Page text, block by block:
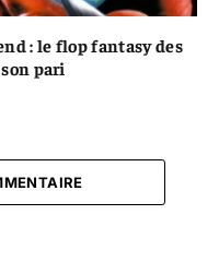
: le flop fantasy des
pari